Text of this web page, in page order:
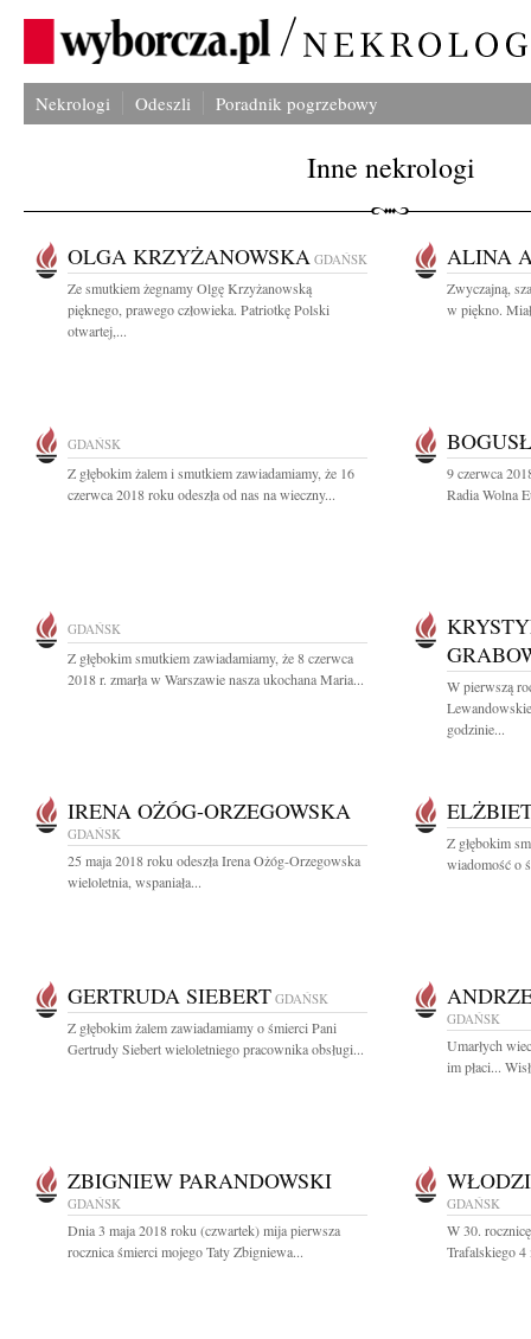
Nekrologi Odeszli Poradnik pogrzebowy
Inne nekrologi
OLGA KRZYŻANOWSKA GDAŃSK
Ze smutkiem żegnamy Olgę Krzyżanowską
pięknego, prawego człowieka. Patriotkę Polski
otwartej,...
ALINA
Zwyczajną,
w piękno.
GDAŃSK
Z głębokim żalem i smutkiem zawiadamiamy, że 16
czerwca 2018 roku odeszła od nas na wieczny...
9 czerwca
Radia Wolna
GDAŃSK
Z głębokim smutkiem zawiadamiamy, że 8 czerwca
2018 r. zmarła w Warszawie nasza ukochana Maria...
W pierwszą
godzinie...
IRENA OŻÓG-ORZEGOWSKA
GDAŃSK
25 maja 2018 roku odeszła Irena Ożóg-Orzegowska
wieloletnia, wspaniała...
Z głębokim
wiadomość o
GERTRUDA SIEBERT GDAŃSK
Z głębokim żalem zawiadamiamy o śmierci Pani
Gertrudy Siebert wieloletniego pracownika obsługi...
GDAŃSK
Umarłych
im płaci...
ZBIGNIEW PARANDOWSKI
GDAŃSK
Dnia 3 maja 2018 roku (czwartek) mija pierwsza
rocznica śmierci mojego Taty Zbigniewa...
GDAŃSK
W 30.
Trafalskiego